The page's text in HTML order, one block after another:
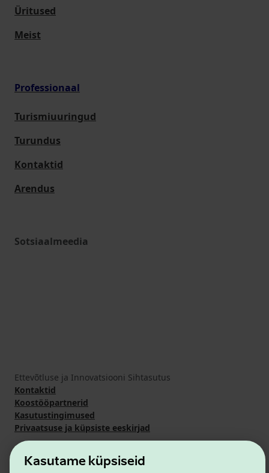
Kasutame küpsiseid
Üritused
Meist
Professionaal
Turismiuuringud
Turundus
Kontaktid
Arendus
Sotsiaalmeedia
Ettevõtluse ja Innovatsiooni Sihtasutus
Kontaktid
Koostööpartnerid
Kasutustingimused
Privaatsuse ja küpsiste eeskirjad